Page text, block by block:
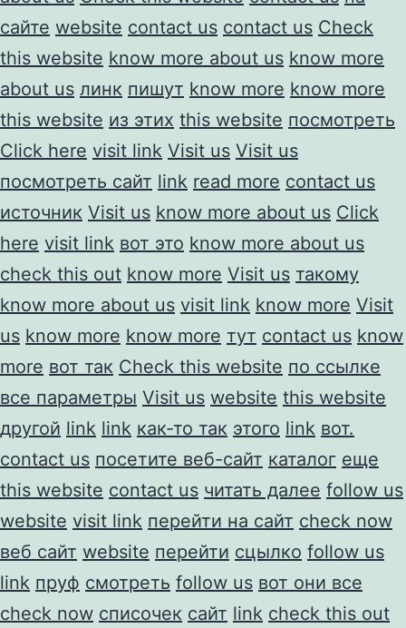
сайте website contact us contact us Check
this website know more about us know more
about us линк пишут know more know more
this website из этих this website посмотреть
Click here visit link Visit us Visit us
посмотреть сайт link read more contact us
источник Visit us know more about us Click
here visit link вот это know more about us
check this out know more Visit us такому
know more about us visit link know more Visit
us know more know more тут contact us know
more вот так Check this website по ссылке
все параметры Visit us website this website
другой link link как-то так этого link вот.
contact us посетите веб-сайт каталог еще
this website contact us читать далее follow us
website visit link перейти на сайт check now
веб сайт website перейти сцылко follow us
link пруф смотреть follow us вот они все
check now списочек сайт link check this out